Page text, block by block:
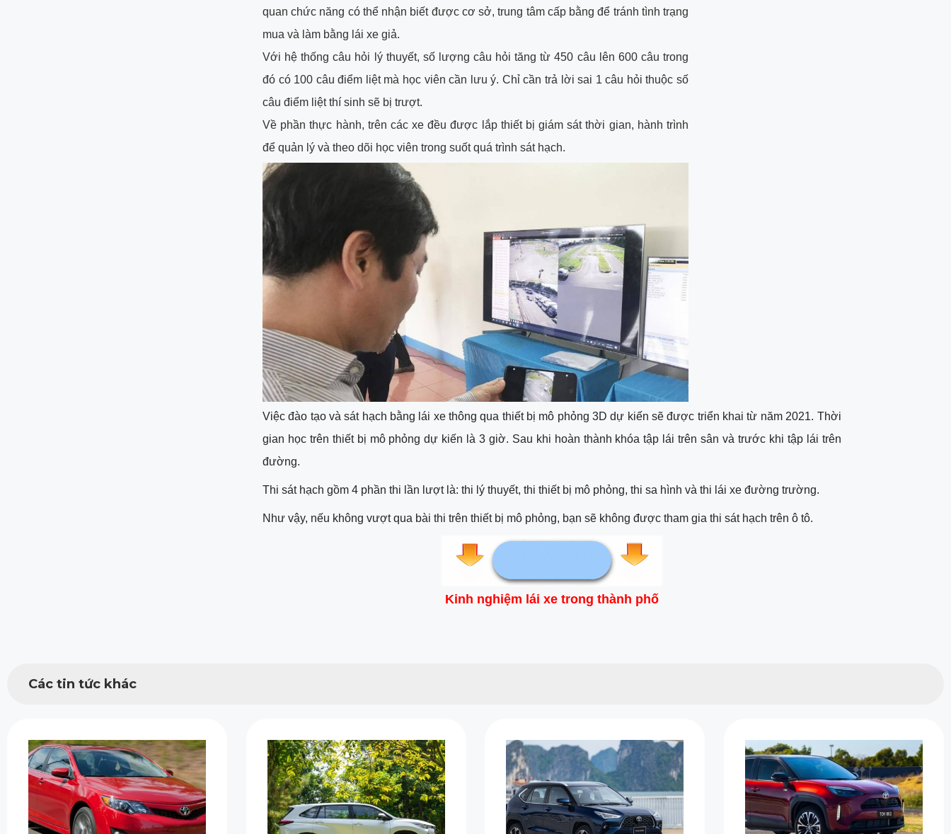
quan chức năng có thể nhận biết được cơ sở, trung tâm cấp bằng để tránh tình trạng
mua và làm bằng lái xe giả.
Với hệ thống câu hỏi lý thuyết, số lượng câu hỏi tăng từ 450 câu lên 600 câu trong
đó có 100 câu điểm liệt mà học viên cần lưu ý. Chỉ cần trả lời sai 1 câu hỏi thuộc số
câu điểm liệt thí sinh sẽ bị trượt.
Về phần thực hành, trên các xe đều được lắp thiết bị giám sát thời gian, hành trình
để quản lý và theo dõi học viên trong suốt quá trình sát hạch.
Việc đào tạo và sát hạch bằng lái xe thông qua thiết bị mô phỏng 3D dự kiến sẽ được triển khai từ năm 2021. Thời
gian học trên thiết bị mô phỏng dự kiến là 3 giờ. Sau khi hoàn thành khóa tập lái trên sân và trước khi tập lái trên
đường.
Thi sát hạch gồm 4 phần thi lần lượt là: thi lý thuyết, thi thiết bị mô phỏng, thi sa hình và thi lái xe đường trường.
Như vậy, nếu không vượt qua bài thi trên thiết bị mô phỏng, bạn sẽ không được tham gia thi sát hạch trên ô tô.
Kinh nghiệm lái xe trong thành phố
Các tin tức khác